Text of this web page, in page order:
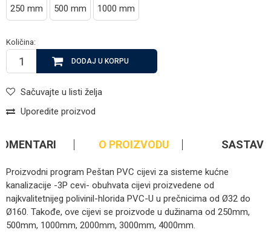
250 mm 500 mm 1000 mm
Količina:
DODAJ U KORPU
Sačuvajte u listi želja
Uporedite proizvod
O PROIZVODU SASTAV
Proizvodni program Peštan PVC cijevi za sisteme kućne
kanalizacije -3P cevi- obuhvata cijevi proizvedene od
najkvalitetnijeg polivinil-hlorida PVC-U u prečnicima od Ø32 do
Ø160. Takođe, ove cijevi se proizvode u dužinama od 250mm,
500mm, 1000mm, 2000mm, 3000mm, 4000mm.